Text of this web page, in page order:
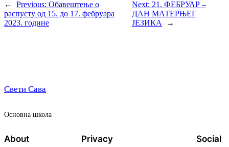
← Previous: Обавештење о
распусту од 15. до 17. фебруара
2023. године
Next:21. ФЕБРУАР –
ДАН МАТЕРЊЕГ
ЈЕЗИКА
→
Свети Сава
Oсновна школа
About Privacy Social